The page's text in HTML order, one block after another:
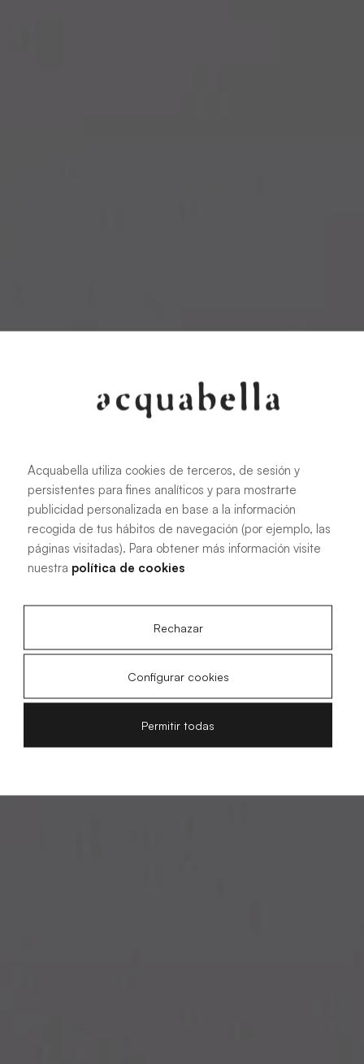
Acquabella utiliza cookies de terceros, de sesión y
persistentes para fines analíticos y para mostrarte
publicidad personalizada en base a la información
recogida de tus hábitos de navegación (por ejemplo, las
páginas visitadas). Para obtener más información visite
nuestra política de cookies
Rechazar
Configurar cookies
Permitir todas